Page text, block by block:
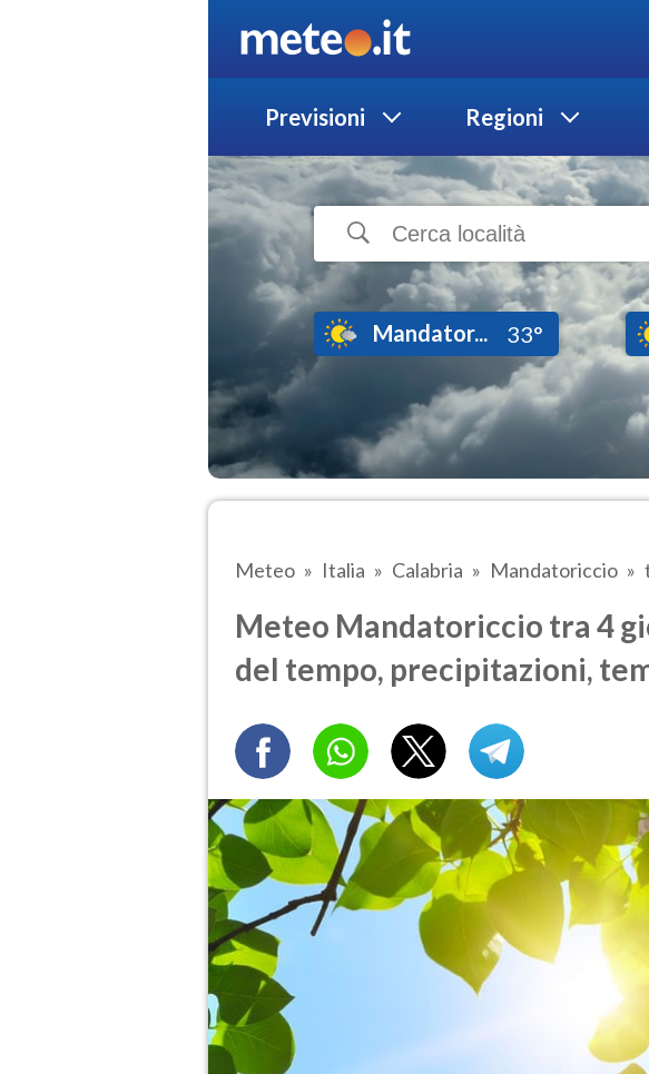
Previsioni Regioni
Mandator... 33°
Meteo Italia Calabria Mandatoriccio
Meteo Mandatoriccio tra 4
del tempo, precipitazioni,